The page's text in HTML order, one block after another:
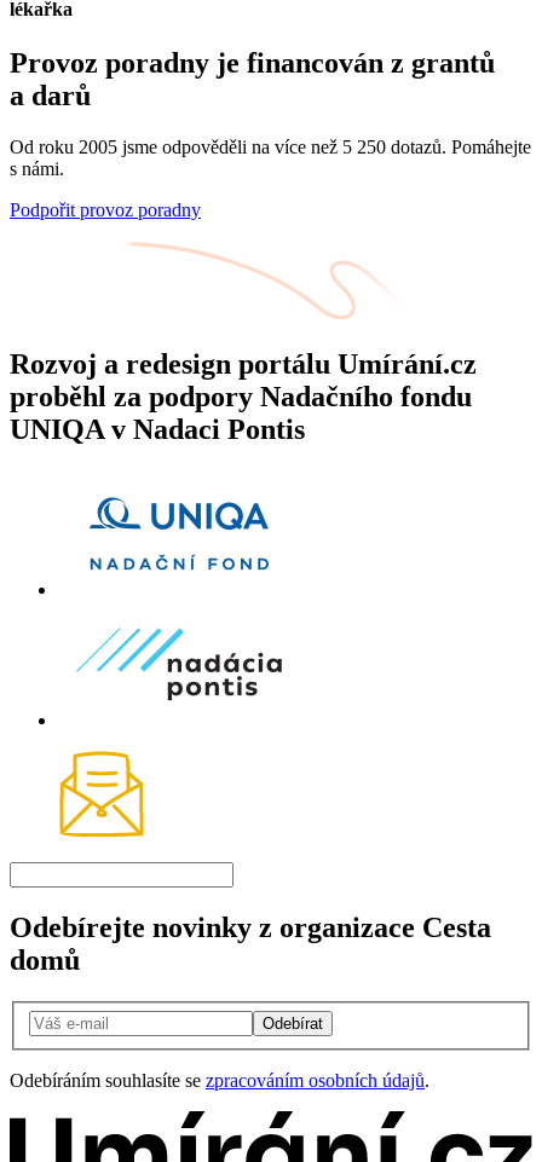
lékařka
Provoz poradny je financován z grantů
a darů
Od roku 2005 jsme odpověděli na více než 5 250 dotazů. Pomáhejte
s námi.
Podpořit provoz poradny
Rozvoj a redesign portálu Umírání.cz
proběhl za podpory Nadačního fondu
UNIQA v Nadaci Pontis
Odebírejte novinky z organizace Cesta
domů
Odebírat
Odebíráním souhlasíte se zpracováním osobních údajů.